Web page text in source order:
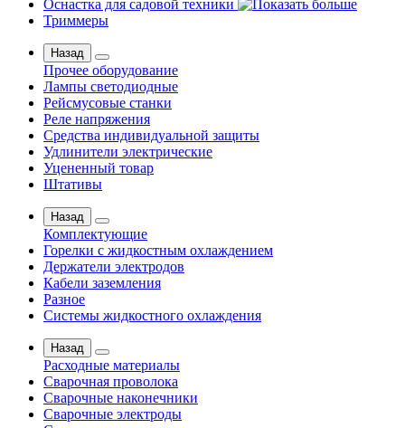
Оснастка для садовой техники
Триммеры
Назад
Прочее оборудование
Лампы светодиодные
Рейсмусовые станки
Реле напряжения
Средства индивидуальной защиты
Удлинители электрические
Уцененный товар
Штативы
Назад
Комплектующие
Горелки с жидкостным охлаждением
Держатели электродов
Кабели заземления
Разное
Системы жидкостного охлаждения
Назад
Расходные материалы
Сварочная проволока
Сварочные наконечники
Сварочные электроды